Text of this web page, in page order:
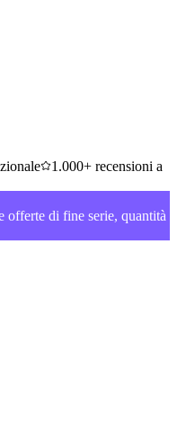
1.000+ recensioni a
di fine serie, quantità